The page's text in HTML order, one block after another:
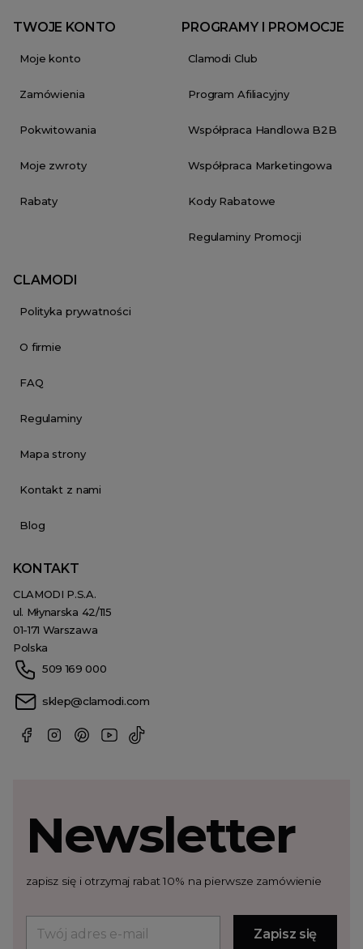
TWOJE KONTO
Moje konto
Zamówienia
Pokwitowania
Moje zwroty
Rabaty
PROGRAMY I PROMOCJE
Clamodi Club
Program Afiliacyjny
Współpraca Handlowa B2B
Współpraca Marketingowa
Kody Rabatowe
Regulaminy Promocji
CLAMODI
Polityka prywatności
O firmie
FAQ
Regulaminy
Mapa strony
Kontakt z nami
Blog
KONTAKT
CLAMODI P.S.A.
ul. Młynarska 42/115
01-171 Warszawa
Polska
509 169 000
sklep@clamodi.com
Newsletter
zapisz się i otrzymaj rabat 10% na pierwsze zamówienie